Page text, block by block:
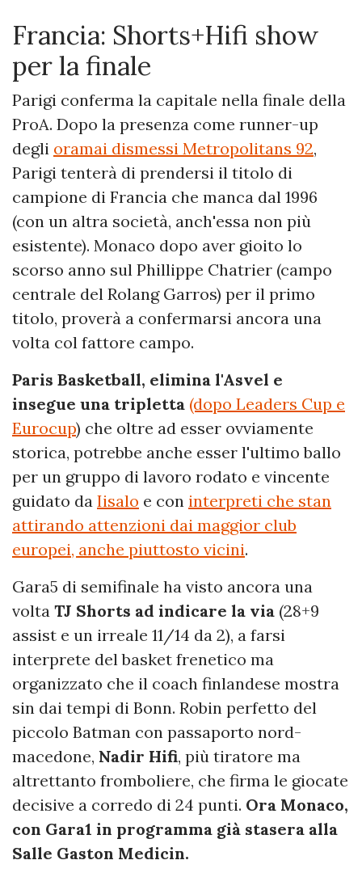
Francia: Shorts+Hifi show
per la finale
Parigi conferma la capitale nella finale della
ProA. Dopo la presenza come runner-up
degli oramai dismessi Metropolitans 92,
Parigi tenterà di prendersi il titolo di
campione di Francia che manca dal 1996
(con un altra società, anch'essa non più
esistente). Monaco dopo aver gioito lo
scorso anno sul Phillippe Chatrier (campo
centrale del Rolang Garros) per il primo
titolo, proverà a confermarsi ancora una
volta col fattore campo.
Paris Basketball, elimina l'Asvel e
insegue una tripletta (dopo Leaders Cup e
Eurocup) che oltre ad esser ovviamente
storica, potrebbe anche esser l'ultimo ballo
per un gruppo di lavoro rodato e vincente
guidato da Iisalo e con interpreti che stan
attirando attenzioni dai maggior club
europei, anche piuttosto vicini.
Gara5 di semifinale ha visto ancora una
volta TJ Shorts ad indicare la via (28+9
assist e un irreale 11/14 da 2), a farsi
interprete del basket frenetico ma
organizzato che il coach finlandese mostra
sin dai tempi di Bonn. Robin perfetto del
piccolo Batman con passaporto nord-
macedone, Nadir Hifi, più tiratore ma
altrettanto fromboliere, che firma le giocate
decisive a corredo di 24 punti. Ora Monaco,
con Gara1 in programma già stasera alla
Salle Gaston Medicin.